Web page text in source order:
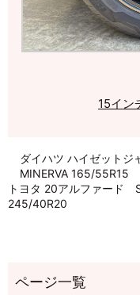
15イン
ダイハツ ハイゼット
MINERVA 165/55R15
トヨタ 20アルファード
245/40R20